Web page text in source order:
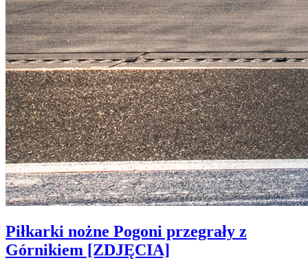
Piłkarki nożne Pogoni przegrały z
Górnikiem [ZDJĘCIA]